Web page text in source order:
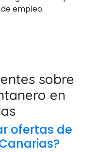
empleo.
sobre
en
ofertas de